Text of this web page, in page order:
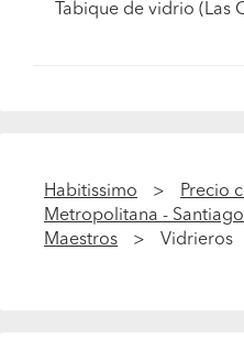
Tabique de vidrio (Las
Habitissimo Precio
Metropolitana - Santiago
Maestros
Vidrieros